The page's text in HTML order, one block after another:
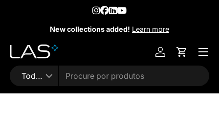
New collections added! Learn more
Busca
Tipo do produto
Todos
EntrarCarrinho
Menu